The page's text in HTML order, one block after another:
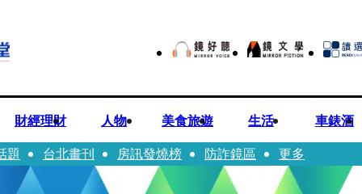
財經理財 人物 美食旅遊 生活
車錶酒
題
台北畫刊 房訊發燒榜 防詐鏡區 更多